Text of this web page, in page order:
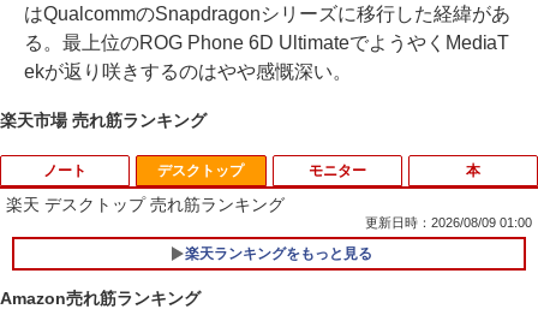
はQualcommのSnapdragonシリーズに移行した経緯があ
る。最上位のROG Phone 6D UltimateでようやくMediaT
ekが返り咲きするのはやや感慨深い。
楽天市場 売れ筋ランキング
ノート
1
【期間限定破格金額！】新生活 新古品 W
in11搭載 パソコンノートパソコンoffice
デスクトップ
楽天 デスクトップ 売れ筋ランキング
更新日時：2026/08/09 01:00
楽天ランキングをもっと見る
モニター 本
Amazon売れ筋ランキング